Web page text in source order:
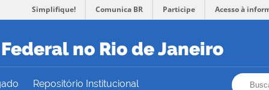
Simplifique! Comunica BR Participe Acesso à
no Rio de Janeiro
Repositório Institucional